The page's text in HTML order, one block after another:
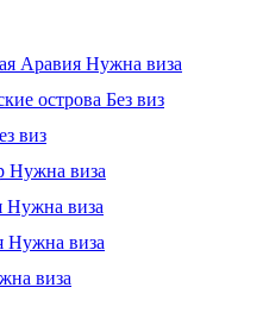
Аравия Нужна виза
острова Без виз
виз
Нужна виза
Нужна виза
Нужна виза
виза